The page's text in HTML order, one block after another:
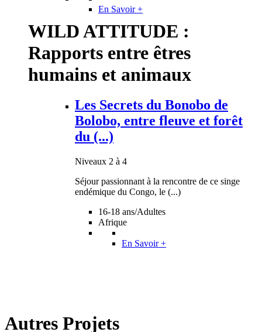
En Savoir +
WILD ATTITUDE :
Rapports entre êtres
humains et animaux
Les Secrets du Bonobo de
Bolobo, entre fleuve et forêt
du (...)
Niveaux 2 à 4
Séjour passionnant à la rencontre de ce singe
endémique du Congo, le (...)
16-18 ans/Adultes
Afrique
En Savoir +
Autres Projets